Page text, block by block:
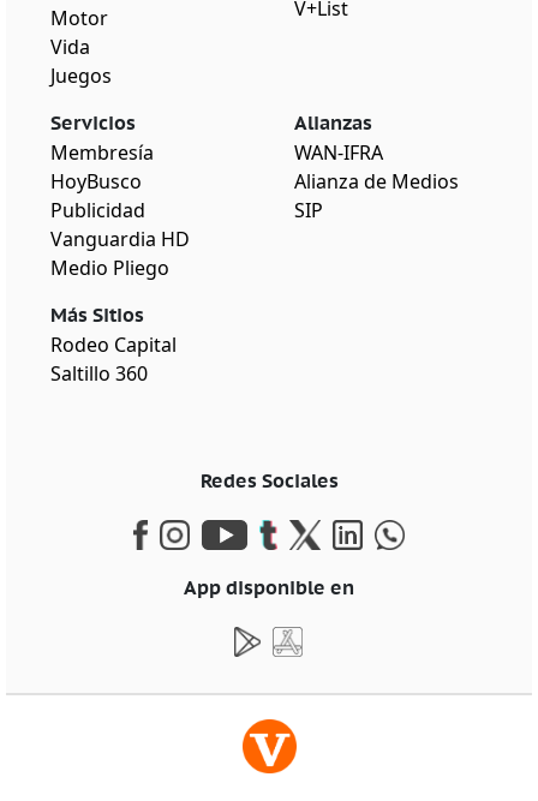
Motor
Vida
Juegos
V+List
Servicios
Membresía
HoyBusco
Publicidad
Vanguardia HD
Medio Pliego
Más Sitios
Rodeo Capital
Saltillo 360
Alianzas
WAN-IFRA
Alianza de Medios
SIP
Redes Sociales
App disponible en